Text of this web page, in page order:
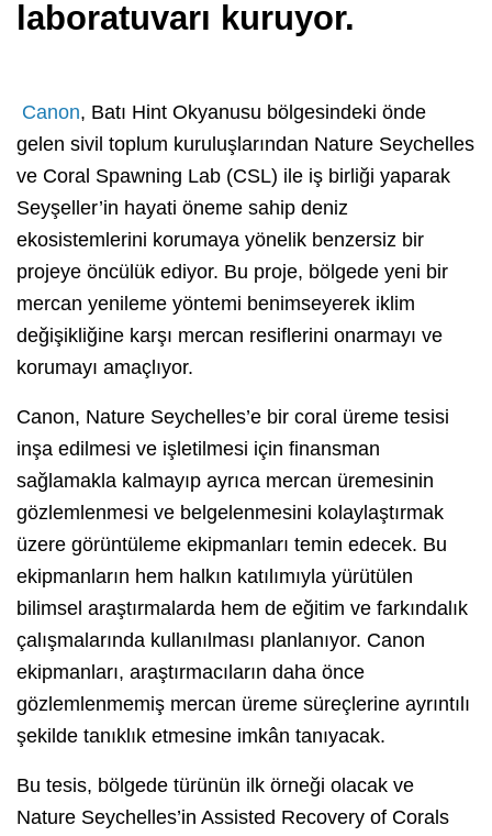
laboratuvarı kuruyor.
Canon, Batı Hint Okyanusu bölgesindeki önde
gelen sivil toplum kuruluşlarından Nature Seychelles
ve Coral Spawning Lab (CSL) ile iş birliği yaparak
Seyşeller’in hayati öneme sahip deniz
ekosistemlerini korumaya yönelik benzersiz bir
projeye öncülük ediyor. Bu proje, bölgede yeni bir
mercan yenileme yöntemi benimseyerek iklim
değişikliğine karşı mercan resiflerini onarmayı ve
korumayı amaçlıyor.
Canon, Nature Seychelles’e bir coral üreme tesisi
inşa edilmesi ve işletilmesi için finansman
sağlamakla kalmayıp ayrıca mercan üremesinin
gözlemlenmesi ve belgelenmesini kolaylaştırmak
üzere görüntüleme ekipmanları temin edecek. Bu
ekipmanların hem halkın katılımıyla yürütülen
bilimsel araştırmalarda hem de eğitim ve farkındalık
çalışmalarında kullanılması planlanıyor. Canon
ekipmanları, araştırmacıların daha önce
gözlemlenmemiş mercan üreme süreçlerine ayrıntılı
şekilde tanıklık etmesine imkân tanıyacak.
Bu tesis, bölgede türünün ilk örneği olacak ve
Nature Seychelles’in Assisted Recovery of Corals